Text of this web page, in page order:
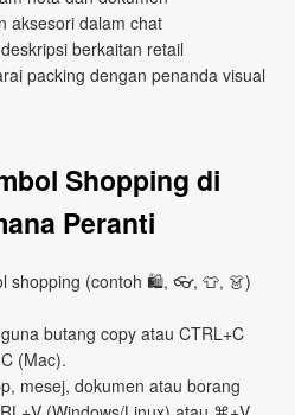
aksesori dalam chat
berkaitan retail
packing dengan penanda visual
Shopping di
Peranti
shopping (contoh 🛍️, 👓, 👕, 👗)
butang copy atau CTRL+C
(Mac).
mesej, dokumen atau borang